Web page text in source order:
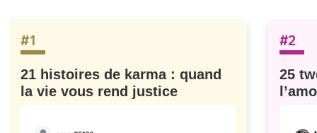
#1
21 histoires de karma : quand
la vie vous rend justice
#2
25